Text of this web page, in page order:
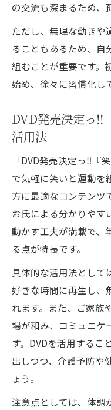
の交流も深まるため、
ただし、無理な動きや
ることもあるため、自
組むことが重要です。
始め、徐々に習慣化し
DVD発売決定っ‼️
活用法
「DVD発売決定っ‼️『
で気軽に笑いと運動を
方に最適なコンテンツ
お氏による分かりやす
動かす工夫が満載で、
る点が特長です。
具体的な活用法として
好きな時間に再生し、
れます。また、ご家族
場が和み、コミュニケ
す。DVDを活用するこ
出しつつ、介護予防や
ょう。
注意点としては、体調